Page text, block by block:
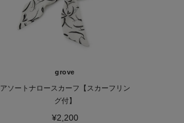
grove
アソートナロースカーフ【スカーフリン
グ付】
¥2,200